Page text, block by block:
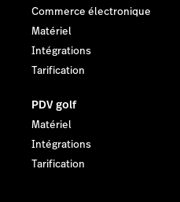
Commerce électronique
Matériel
Intégrations
Tarification
PDV golf
Matériel
Intégrations
Tarification